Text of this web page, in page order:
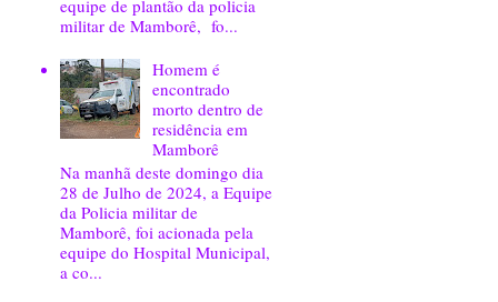
equipe de plantão da policia
militar de Mamborê, fo...
Homem é
encontrado
morto dentro de
residência em
Mamborê
Na manhã deste domingo dia
28 de Julho de 2024, a Equipe
da Policia militar de
Mamborê, foi acionada pela
equipe do Hospital Municipal,
a co...